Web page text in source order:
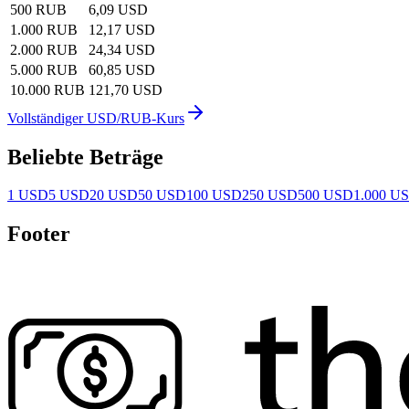
500 RUB
6,09 USD
1.000 RUB
12,17 USD
2.000 RUB
24,34 USD
5.000 RUB
60,85 USD
10.000 RUB 121,70 USD
Vollständiger USD/RUB-Kurs
Beliebte Beträge
1 USD5 USD20 USD50 USD100 USD250 USD500 USD1.000
Footer